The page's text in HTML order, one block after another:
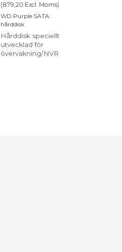
(879,20 Excl. Moms)
WD Purple SATA
hårddisk
Hårddisk speciellt
utvecklad för
övervakning/NVR